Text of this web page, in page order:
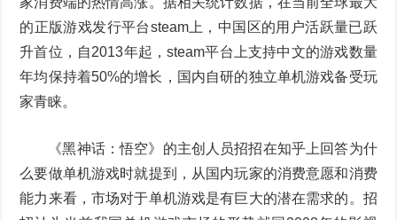
的正版游戏发行平台steam上，中国区的用户活跃量已跃
升首位，自2013年起，steam平台上支持中文的游戏数量
年均保持着50%的增长，国内自研的独立单机游戏备受玩
家青睐。
《黑神话：悟空》的主创人员招招在知乎上回答为什
么要做单机游戏时就提到，从国内玩家的消费意愿和消费
能力来看，市场对于单机游戏是有巨大的潜在需求的。招